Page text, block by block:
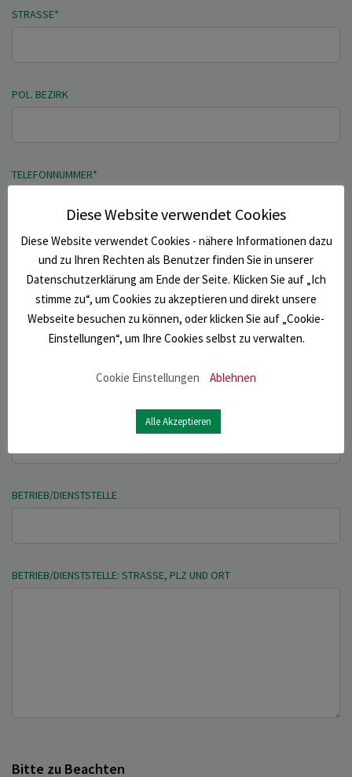
STRASSE*
POL. BEZIRK
TELEFONNUMMER*
MOBILNUMMER*
BETRIEB/DIENSTSTELLE
BETRIEB/DIENSTSTELLE: STRASSE, PLZ UND ORT
Bitte zu Beachten
Diese Website verwendet Cookies
Diese Website verwendet Cookies - nähere Informationen dazu
und zu Ihren Rechten als Benutzer finden Sie in unserer
Datenschutzerklärung am Ende der Seite. Klicken Sie auf „Ich
stimme zu“, um Cookies zu akzeptieren und direkt unsere
Webseite besuchen zu können, oder klicken Sie auf „Cookie-
Einstellungen“, um Ihre Cookies selbst zu verwalten.
Cookie Einstellungen Ablehnen
Alle Akzeptieren